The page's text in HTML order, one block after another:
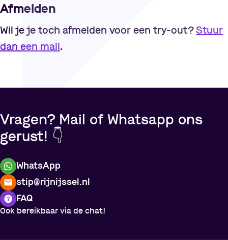
Afmelden
Wil je je toch afmelden voor een try-out? Stuur
dan een mail .
Vragen? Mail of Whatsapp ons
gerust! 👇
WhatsApp
stip@rijnijssel.nl
FAQ
Ook bereikbaar via de chat!